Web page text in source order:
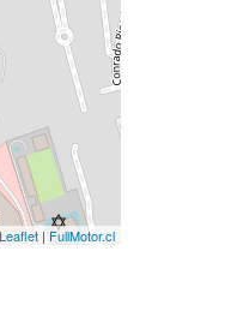
Leaflet | FullMotor.cl